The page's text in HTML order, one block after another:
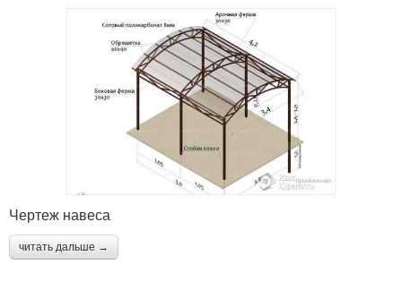
Чертеж навеса
читать дальше →